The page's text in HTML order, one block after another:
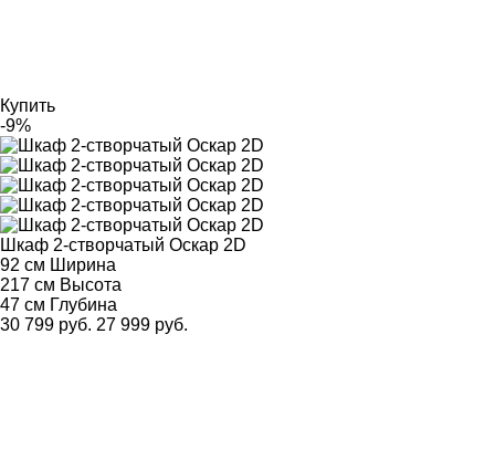
Купить
-9%
Шкаф 2-створчатый Оскар 2D
92 см Ширина
217 см Высота
47 см Глубина
30 799 руб. 27 999 руб.